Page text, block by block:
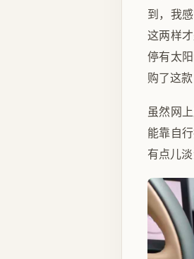
到，我
这两样
停有太
购了这款
虽然网
能靠自
有点儿